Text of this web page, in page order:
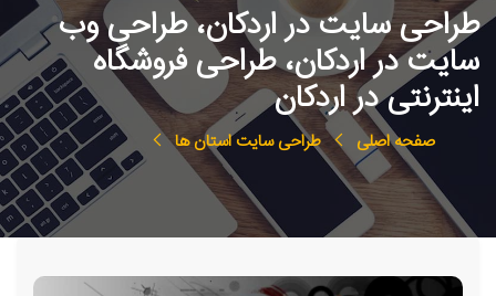
طراحی سایت در اردکان، طراحی وب
سایت در اردکان، طراحی فروشگاه
اینترنتی در اردکان
صفحه اصلی طراحی سایت استان ها